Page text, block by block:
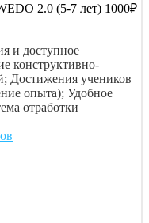
2.0 (5-7 лет) 1000₽
и доступное
конструктивно-
Достижения учеников
опыта); Удобное
отработки